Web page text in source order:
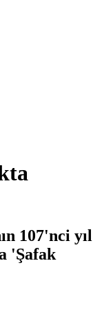
107'nci yıl
'Şafak